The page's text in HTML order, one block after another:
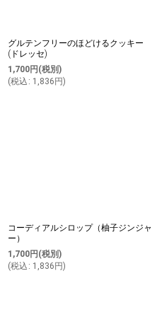
グルテンフリーのほどけるクッキー
(ドレッセ)
1,700円 (税別)
(税込 : 1,836 円)
コーディアルシロップ（柚子ジンジャ
ー）
1,700円 (税別)
(税込 : 1,836 円)